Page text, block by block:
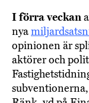
I förra veckan
nya
opinionen är
aktörer och